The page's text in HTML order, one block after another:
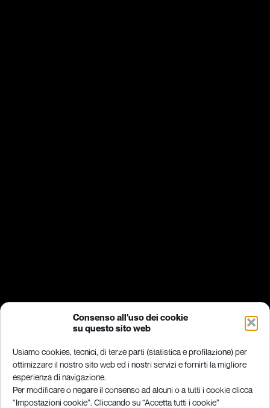
Consenso all'uso dei cookie
su questo sito web
Usiamo cookies, tecnici, di terze parti (statistica e profilazione) per
ottimizzare il nostro sito web ed i nostri servizi e fornirti la migliore
esperienza di navigazione.
Per modificare o negare il consenso ad alcuni o a tutti i cookie clicca
“Impostazioni cookie”. Cliccando su “Accetta tutti i cookie”